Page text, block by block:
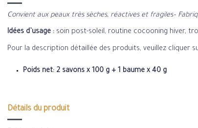
Convient aux peaux très sèches, réactives et fragiles–
Idées d’usage : soin post-soleil, routine cocooning hiver,
Pour la description détaillée des produits, veuillez cliquer
Poids net: 2 savons x 100 g + 1 baume x 40 g
Détails du produit